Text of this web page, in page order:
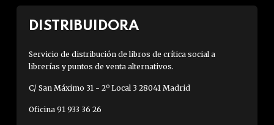
DISTRIBUIDORA
Servicio de distribución de libros de crítica social a
librerías y puntos de venta alternativos.
C/ San Máximo 31 - 2º Local 3 28041 Madrid
Oficina 91 933 36 26